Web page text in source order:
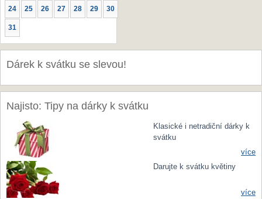
24 25 26 27 28 29 30
31
Dárek k svátku se slevou!
Najisto: Tipy na dárky k svátku
Klasické i netradiční dárky k
svátku
více
Darujte k svátku květiny
více